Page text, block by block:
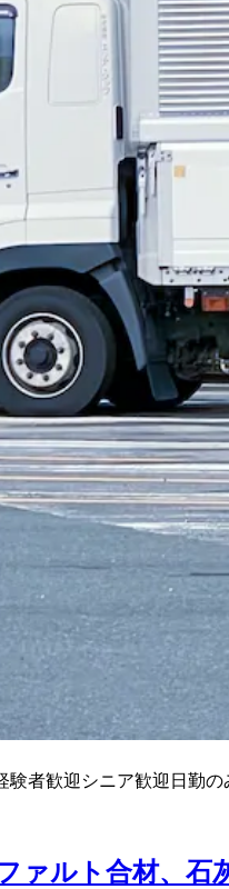
ハイエース 未経験者歓迎
砂、鉄材等を
験者歓迎 シニア歓迎 日勤の
ァルト合材、